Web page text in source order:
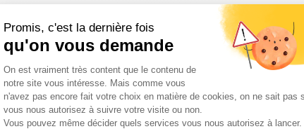
De la genèse du Gorafi à
L’idée du Gorafi l’accompagne depuis le
de faux articles et des parodies d’actualités.
confirmation décisive lorsqu’il découvre The
exactement ce style d’humour que je
forme de satire pouvait trouver son public. »